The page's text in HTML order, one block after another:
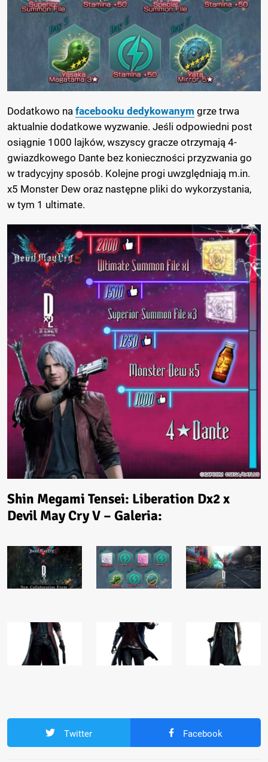
Dodatkowo na facebooku dedykowanym grze trwa
aktualnie dodatkowe wyzwanie. Jeśli odpowiedni post
osiągnie 1000 lajków, wszyscy gracze otrzymają 4-
gwiazdkowego Dante bez konieczności przyzwania go
w tradycyjny sposób. Kolejne progi uwzględniają m.in.
x5 Monster Dew oraz następne pliki do wykorzystania,
w tym 1 ultimate.
Shin Megami Tensei: Liberation Dx2 x
Devil May Cry V – Galeria:
Twitter Facebook